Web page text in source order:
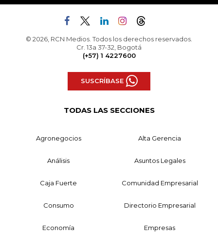
© 2026, RCN Medios. Todos los derechos reservados.
Cr. 13a 37-32, Bogotá
(+57) 1 4227600
SUSCRÍBASE
TODAS LAS SECCIONES
Agronegocios Alta Gerencia
Análisis Asuntos Legales
Caja Fuerte Comunidad Empresarial
Consumo Directorio Empresarial
Economía Empresas